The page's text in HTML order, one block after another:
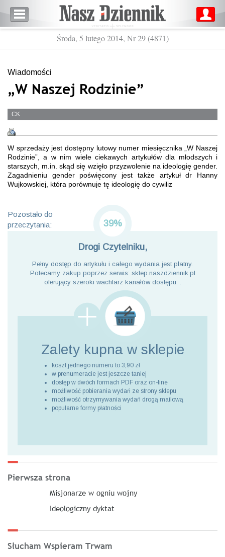
Środa, 5 lutego 2014, Nr 29 (4871)
Wiadomości
„W Naszej Rodzinie”
CK
W sprzedaży jest dostępny lutowy numer miesięcznika „W Naszej
Rodzinie”, a w nim wiele ciekawych artykułów dla młodszych i
starszych, m.in. skąd się wzięło przyzwolenie na ideologię gender.
Zagadnieniu gender poświęcony jest także artykuł dr Hanny
Wujkowskiej, która porównuje tę ideologię do cywiliz
Pozostało do
przeczytania:
39%
Drogi Czytelniku,
Pełny dostęp do artykułu i całego wydania jest płatny.
Polecamy zakup poprzez serwis: sklep.naszdziennik.pl
oferujący szeroki wachlarz kanałów dostępu. .
Zalety kupna w sklepie
koszt jednego numeru to 3,90 zł
w prenumeracie jest jeszcze taniej
dostęp w dwóch formach PDF oraz on-line
możliwość pobierania wydań ze strony sklepu
możliwość otrzymywania wydań drogą mailową
popularne formy płatności
Pierwsza strona
Misjonarze w ogniu wojny
Ideologiczny dyktat
Słucham Wspieram Trwam